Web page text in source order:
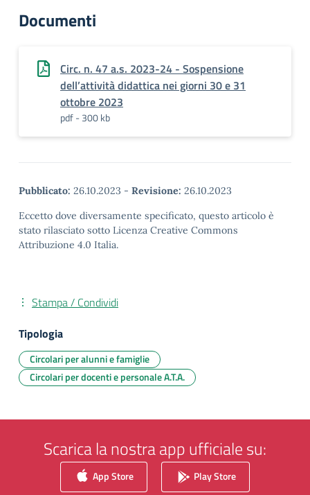
Documenti
Circ. n. 47 a.s. 2023-24 - Sospensione
dell’attività didattica nei giorni 30 e 31
ottobre 2023
pdf - 300 kb
Pubblicato: 26.10.2023 - Revisione: 26.10.2023
Eccetto dove diversamente specificato, questo articolo è
stato rilasciato sotto Licenza Creative Commons
Attribuzione 4.0 Italia.
Stampa / Condividi
Tipologia
Circolari per alunni e famiglie
Circolari per docenti e personale A.T.A.
Scarica la nostra app ufficiale su:
App Store Play Store